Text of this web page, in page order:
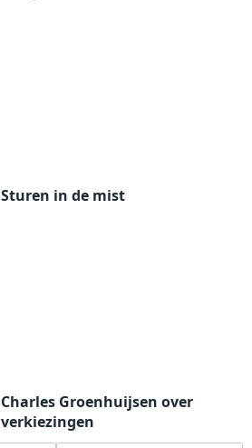
Sturen in de mist
Charles Groenhuijsen over
verkiezingen